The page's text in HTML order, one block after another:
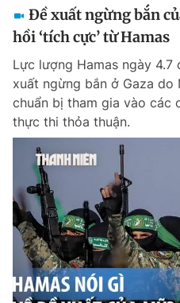
Đọc Thanh Niên trên điện
Theo dõi báo trên
Hotline
0906 645 777
Đề xuất ngừng bắn
hồi ‘tích cực’ từ Hamas
Lực lượng Hamas ngày
xuất ngừng bắn ở Gaza do
chuẩn bị tham gia vào các
thực thi thỏa thuận.